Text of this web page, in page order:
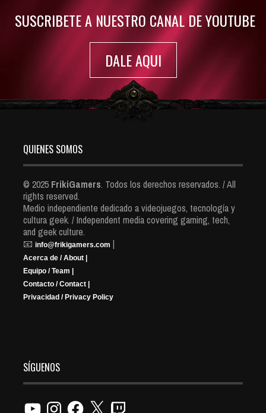
SUSCRIBETE A NUESTRO CANAL DE YOUTUBE
DALE AQUI
QUIENES SOMOS
© 2025 FrikiGamers. Todos los derechos reservados. / All
rights reserved.
Medio independiente dedicado a videojuegos, tecnología y
cultura geek. / Independent media covering gaming, tech,
and geek culture.
📧 info@frikigamers.com |
Acerca de / About |
Equipo / Team |
Contacto / Contact |
Privacidad / Privacy Policy
SÍGUENOS
YouTubeInstagramFacebook
X Twitch